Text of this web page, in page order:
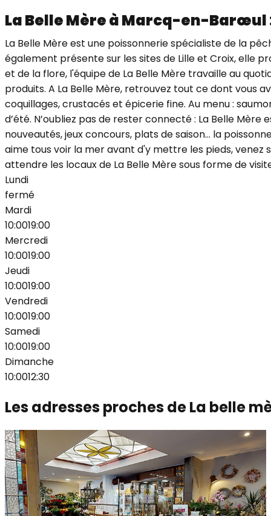
La Belle Mère à Marcq-en-
La Belle Mère est une poissonnerie spécialiste de la
également présente sur les sites de Lille et Croix, elle
et de la flore, l'équipe de La Belle Mère travaille au
produits. A La Belle Mère, retrouvez tout ce dont vous
coquillages, crustacés et épicerie fine. Au menu :
d’été. N’oubliez pas de rester connecté : La Belle
nouveautés, jeux concours, plats de saison... la
aime tous voir la mer avant d'y mettre les pieds, venez
attendre les locaux de La Belle Mère sous forme de
Lundi
fermé
Mardi
10:0019:00
Mercredi
10:0019:00
Jeudi
10:0019:00
Vendredi
10:0019:00
Samedi
10:0019:00
Dimanche
10:0012:30
Les adresses proches deLa belle
Mademoiselle fleuriste
Marcq-en-Barœul,Pays
Boutiques